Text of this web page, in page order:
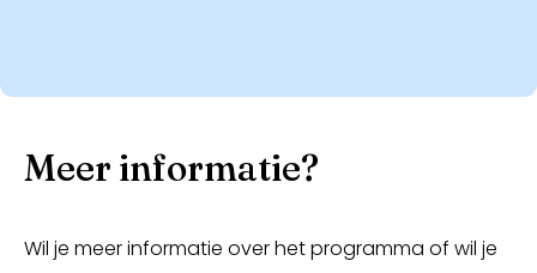
Meer informatie?
Wil je meer informatie over het programma of wil je